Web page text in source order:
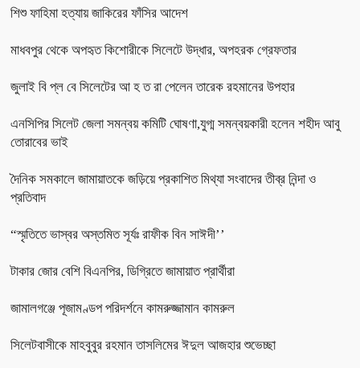
শিশু ফাহিমা হত্যায় জাকিরের ফাঁসির আদেশ
মাধবপুর থেকে অপহৃত কিশোরীকে সিলেটে উদ্ধার, অপহরক গ্রেফতার
জুলাই বি প্ল বে সিলেটের আ হ ত রা পেলেন তারেক রহমানের উপহার
এনসিপির সিলেট জেলা সমন্বয় কমিটি ঘোষণা,যুগ্ম সমন্বয়কারী হলেন শহীদ আবু
তোরাবের ভাই
দৈনিক সমকালে জামায়াতকে জড়িয়ে প্রকাশিত মিথ্যা সংবাদের তীব্র নিন্দা ও
প্রতিবাদ
“স্মৃতিতে ভাস্বর অস্তমিত সূর্যঃ রাফীক বিন সাঈদী’’
টাকার জোর বেশি বিএনপির, ডিগ্রিতে জামায়াত প্রার্থীরা
জামালগঞ্জে পূজামণ্ডপ পরিদর্শনে কামরুজ্জামান কামরুল
সিলেটবাসীকে মাহবুবুর রহমান তাসলিমের ঈদুল আজহার শুভেচ্ছা